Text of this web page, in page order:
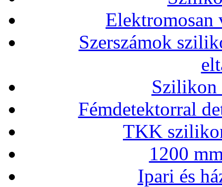
Elektromosan
Szerszámok
Szilikon
Fémdetektorral
TKK
1200
Ipari és